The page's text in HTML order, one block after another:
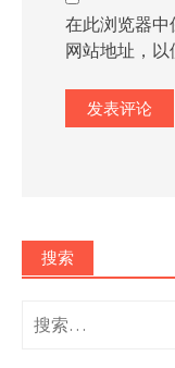
在此浏览器
网站地址，以
搜索
搜
索：